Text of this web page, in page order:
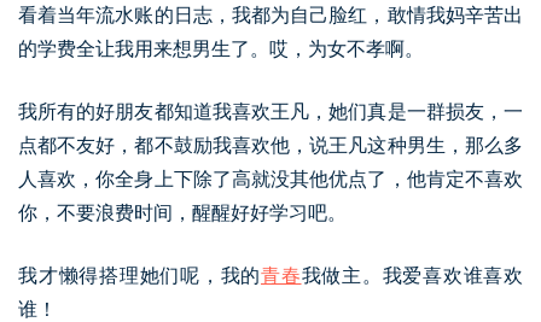
看着当年流水账的日志，我都为自己脸红，敢情我妈辛苦出
的学费全让我用来想男生了。哎，为女不孝啊。
我所有的好朋友都知道我喜欢王凡，她们真是一群损友，一
点都不友好，都不鼓励我喜欢他，说王凡这种男生，那么多
人喜欢，你全身上下除了高就没其他优点了，他肯定不喜欢
你，不要浪费时间，醒醒好好学习吧。
我才懒得搭理她们呢，我的青春我做主。我爱喜欢谁喜欢
谁！